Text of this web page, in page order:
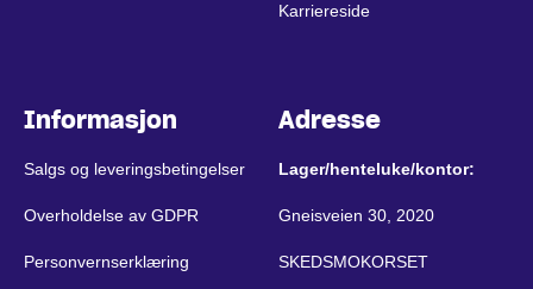
Karriereside
Informasjon
Salgs og leveringsbetingelser
Overholdelse av GDPR
Personvernserklæring
Adresse
Lager/henteluke/kontor:
Gneisveien 30, 2020
SKEDSMOKORSET